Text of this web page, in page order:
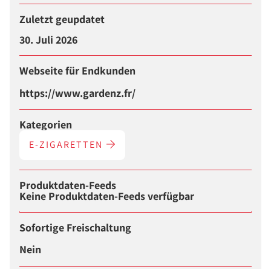
Zuletzt geupdatet
30. Juli 2026
Webseite für Endkunden
https://www.gardenz.fr/
Kategorien
E-ZIGARETTEN
Produktdaten-Feeds
Keine Produktdaten-Feeds verfügbar
Sofortige Freischaltung
Nein